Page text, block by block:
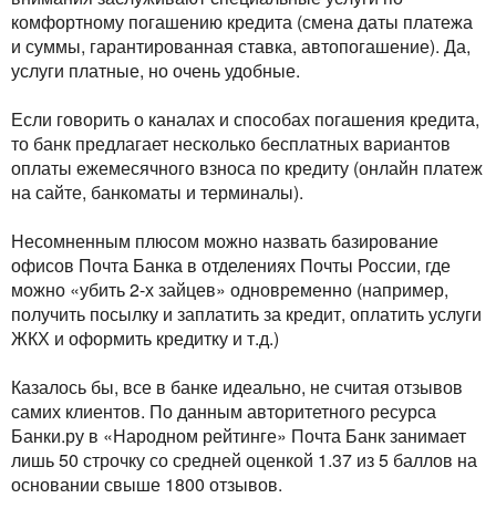
комфортному погашению кредита (смена даты платежа
и суммы, гарантированная ставка, автопогашение). Да,
услуги платные, но очень удобные.
Если говорить о каналах и способах погашения кредита,
то банк предлагает несколько бесплатных вариантов
оплаты ежемесячного взноса по кредиту (онлайн платеж
на сайте, банкоматы и терминалы).
Несомненным плюсом можно назвать базирование
офисов Почта Банка в отделениях Почты России, где
можно «убить 2-х зайцев» одновременно (например,
получить посылку и заплатить за кредит, оплатить услуги
ЖКХ и оформить кредитку и т.д.)
Казалось бы, все в банке идеально, не считая отзывов
самих клиентов. По данным авторитетного ресурса
Банки.ру в «Народном рейтинге» Почта Банк занимает
лишь 50 строчку со средней оценкой 1.37 из 5 баллов на
основании свыше 1800 отзывов.